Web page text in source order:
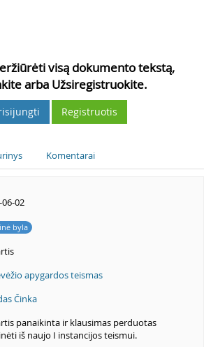
visą dokumento tekstą,
arba Užsiregistruokite.
Registruotis
Komentarai
02
byla
apygardos teismas
Činka
panaikinta ir klausimas perduotas
iš naujo I instancijos teismui.